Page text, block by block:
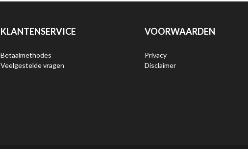
KLANTENSERVICE
Betaalmethodes
Veelgestelde vragen
VOORWAARDEN
Privacy
Disclaimer